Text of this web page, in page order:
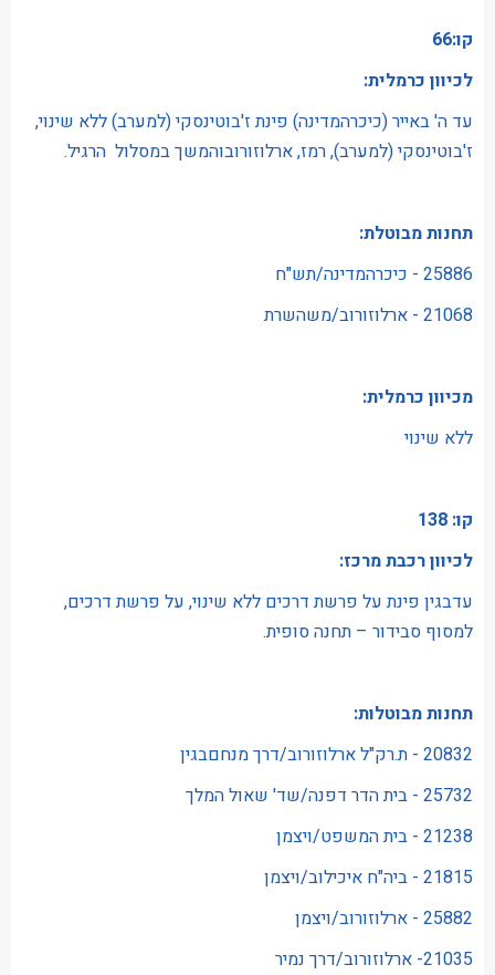
קו:66
לכיוון כרמלית:
עד ה' באייר (כיכרהמדינה) פינת ז'בוטינסקי (למערב) ללא שינוי,
ז'בוטינסקי (למערב), רמז, ארלוזורובוהמשך במסלול הרגיל.
תחנות מבוטלת:
25886 - כיכרהמדינה/תש"ח
21068 - ארלוזורוב/משהשרת
מכיוון כרמלית:
ללא שינוי
קו: 138
לכיוון רכבת מרכז:
עדבגין פינת על פרשת דרכים ללא שינוי, על פרשת דרכים,
למסוף סבידור – תחנה סופית.
תחנות מבוטלות:
20832 - ת.רק"ל ארלוזורוב/דרך מנחםבגין
25732 - בית הדר דפנה/שד' שאול המלך
21238 - בית המשפט/ויצמן
21815 - ביה"ח איכילוב/ויצמן
25882 - ארלוזורוב/ויצמן
21035- ארלוזורוב/דרך נמיר